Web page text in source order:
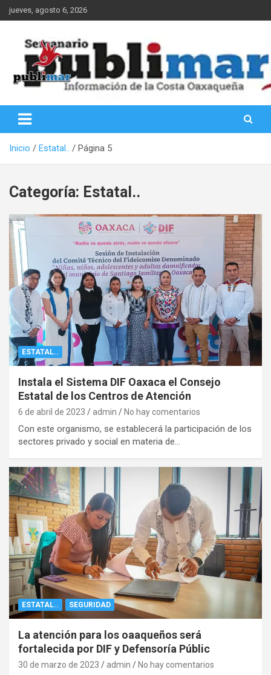
Saltar
al
jueves, agosto 6, 2026
PubliMar
Inicio Estatal.. Página 5
Categoría: Estatal..
ESTATAL..
Instala el Sistema DIF Oaxaca el Consejo
Estatal de los Centros de Atención
6 de abril de 2023 admin No hay comentarios
Con este organismo, se establecerá la participación de los
sectores privado y social en materia de…
ESTATAL.. SEGURIDAD
La atención para los oaaqueños será
fortalecida por DIF y Defensoría Públic
30 de marzo de 2023 admin No hay comentarios